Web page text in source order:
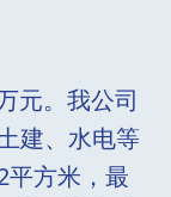
元。我公司
建、水电等
平方米，最